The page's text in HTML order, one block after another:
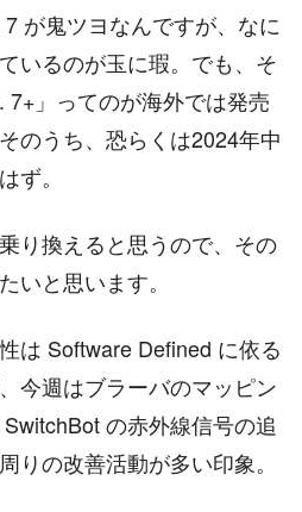
が鬼ツヨなんですが、なに
いるのが玉に瑕。でも、そ
」ってのが海外では発売
のうち、恐らくは2024年中
ず。
り換えると思うので、その
いと思います。
は Software Defined に依る
今週はブラーバのマッピン
の赤外線信号の追
りの改善活動が多い印象。